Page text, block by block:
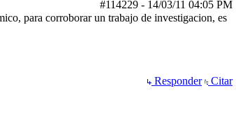
#114229 - 14/03/11 04:05 PM
para corroborar un trabajo de investigacion, es
Responder
Citar